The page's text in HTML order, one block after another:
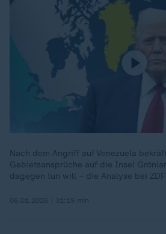
Nach dem Angriff auf Venezuela
Gebietsansprüche auf die Insel
dagegen tun will – die Analyse bei